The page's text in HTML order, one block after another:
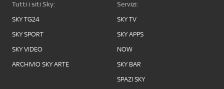
Tutti i siti Sky:
SKY TG24
SKY SPORT
SKY VIDEO
ARCHIVIO SKY ARTE
Servizi:
SKY TV
SKY APPS
NOW
SKY BAR
SPAZI SKY